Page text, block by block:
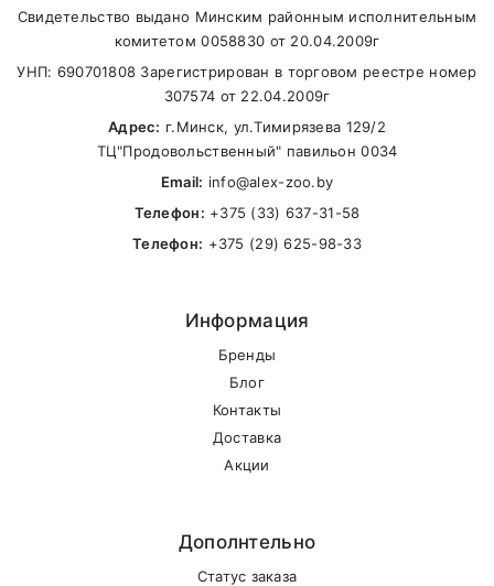
В другие города Беларуси
Свидетельство выдано Минским районным исполнительным
комитетом 0058830 от 20.04.2009г
УНП: 690701808 Зарегистрирован в торговом реестре номер
307574 от 22.04.2009г
Адрес: г.Минск, ул.Тимирязева 129/2
ТЦ"Продовольственный" павильон 0034
Email: info@alex-zoo.by
Телефон: +375 (33) 637-31-58
Телефон: +375 (29) 625-98-33
Информация
Бренды
Блог
Контакты
Доставка
Акции
Дополнтельно
Статус заказа